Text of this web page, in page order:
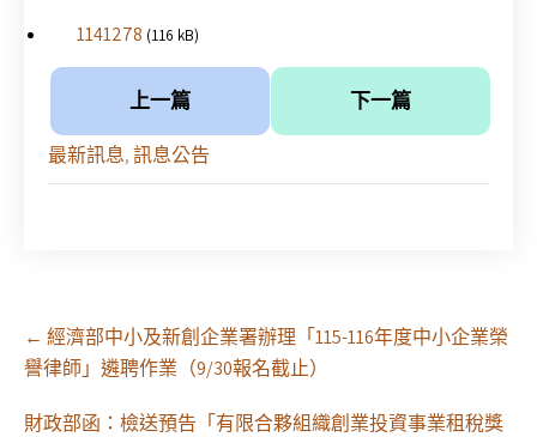
1141278 (116 kB)
上一篇 下一篇
最新訊息,訊息公告
Post
navigation
← 經濟部中小及新創企業署辦理「115-116年度中小企業榮
譽律師」遴聘作業（9/30報名截止）
財政部函：檢送預告「有限合夥組織創業投資事業租稅獎